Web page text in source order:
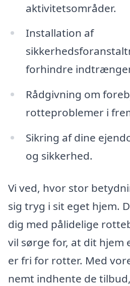
aktivitetsområder.
Installation af
forhindre
Rådgivning om
rotteproblemer i
Sikring af dine
og sikkerhed.
Vi ved, hvor stor
sig tryg i sit eget hjem.
dig med pålidelige
vil sørge for, at dit hjem
er fri for rotter. Med
nemt indhente de